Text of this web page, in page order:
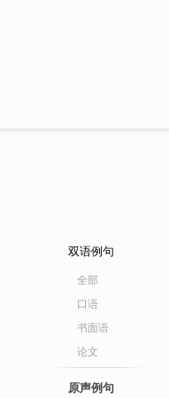
双语例句
全部
口语
书面语
论文
原声例句